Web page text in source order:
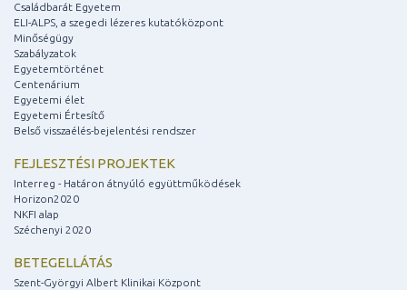
Családbarát Egyetem
ELI-ALPS, a szegedi lézeres kutatóközpont
Minőségügy
Szabályzatok
Egyetemtörténet
Centenárium
Egyetemi élet
Egyetemi Értesítő
Belső visszaélés-bejelentési rendszer
FEJLESZTÉSI PROJEKTEK
Interreg - Határon átnyúló együttműködések
Horizon2020
NKFI alap
Széchenyi 2020
BETEGELLÁTÁS
Szent-Györgyi Albert Klinikai Központ